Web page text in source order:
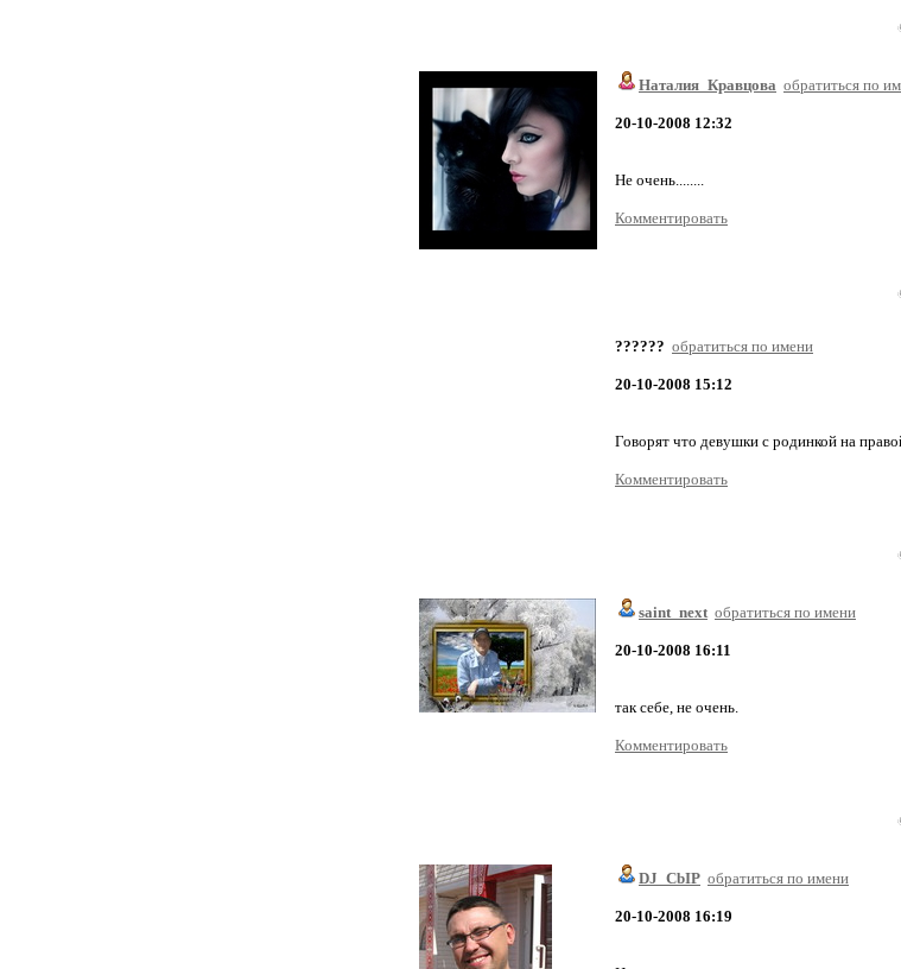
Наталия_Кравцова обратиться по
20-10-2008 12:32
Не очень........
Комментировать
?????? обратиться по имени
20-10-2008 15:12
Говорят что девушки с родинкой на
Комментировать
saint_next обратиться по имени
20-10-2008 16:11
так себе, не очень.
Комментировать
DJ_CbIP обратиться по имени
20-10-2008 16:19